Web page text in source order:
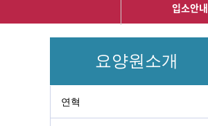
입소안내
요양원소개
연혁